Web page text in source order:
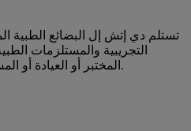
تستلم دي إتش إل البضائع الطبية
التجريبية والمستلزمات
المختبر أو العيادة أو المستشفى المحدد للبحث والتحليل.